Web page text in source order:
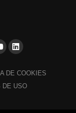
DE COOKIES
DE USO